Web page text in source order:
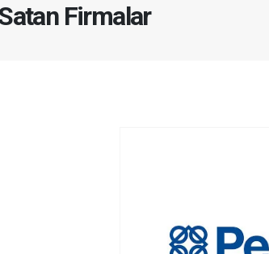
Firmalar